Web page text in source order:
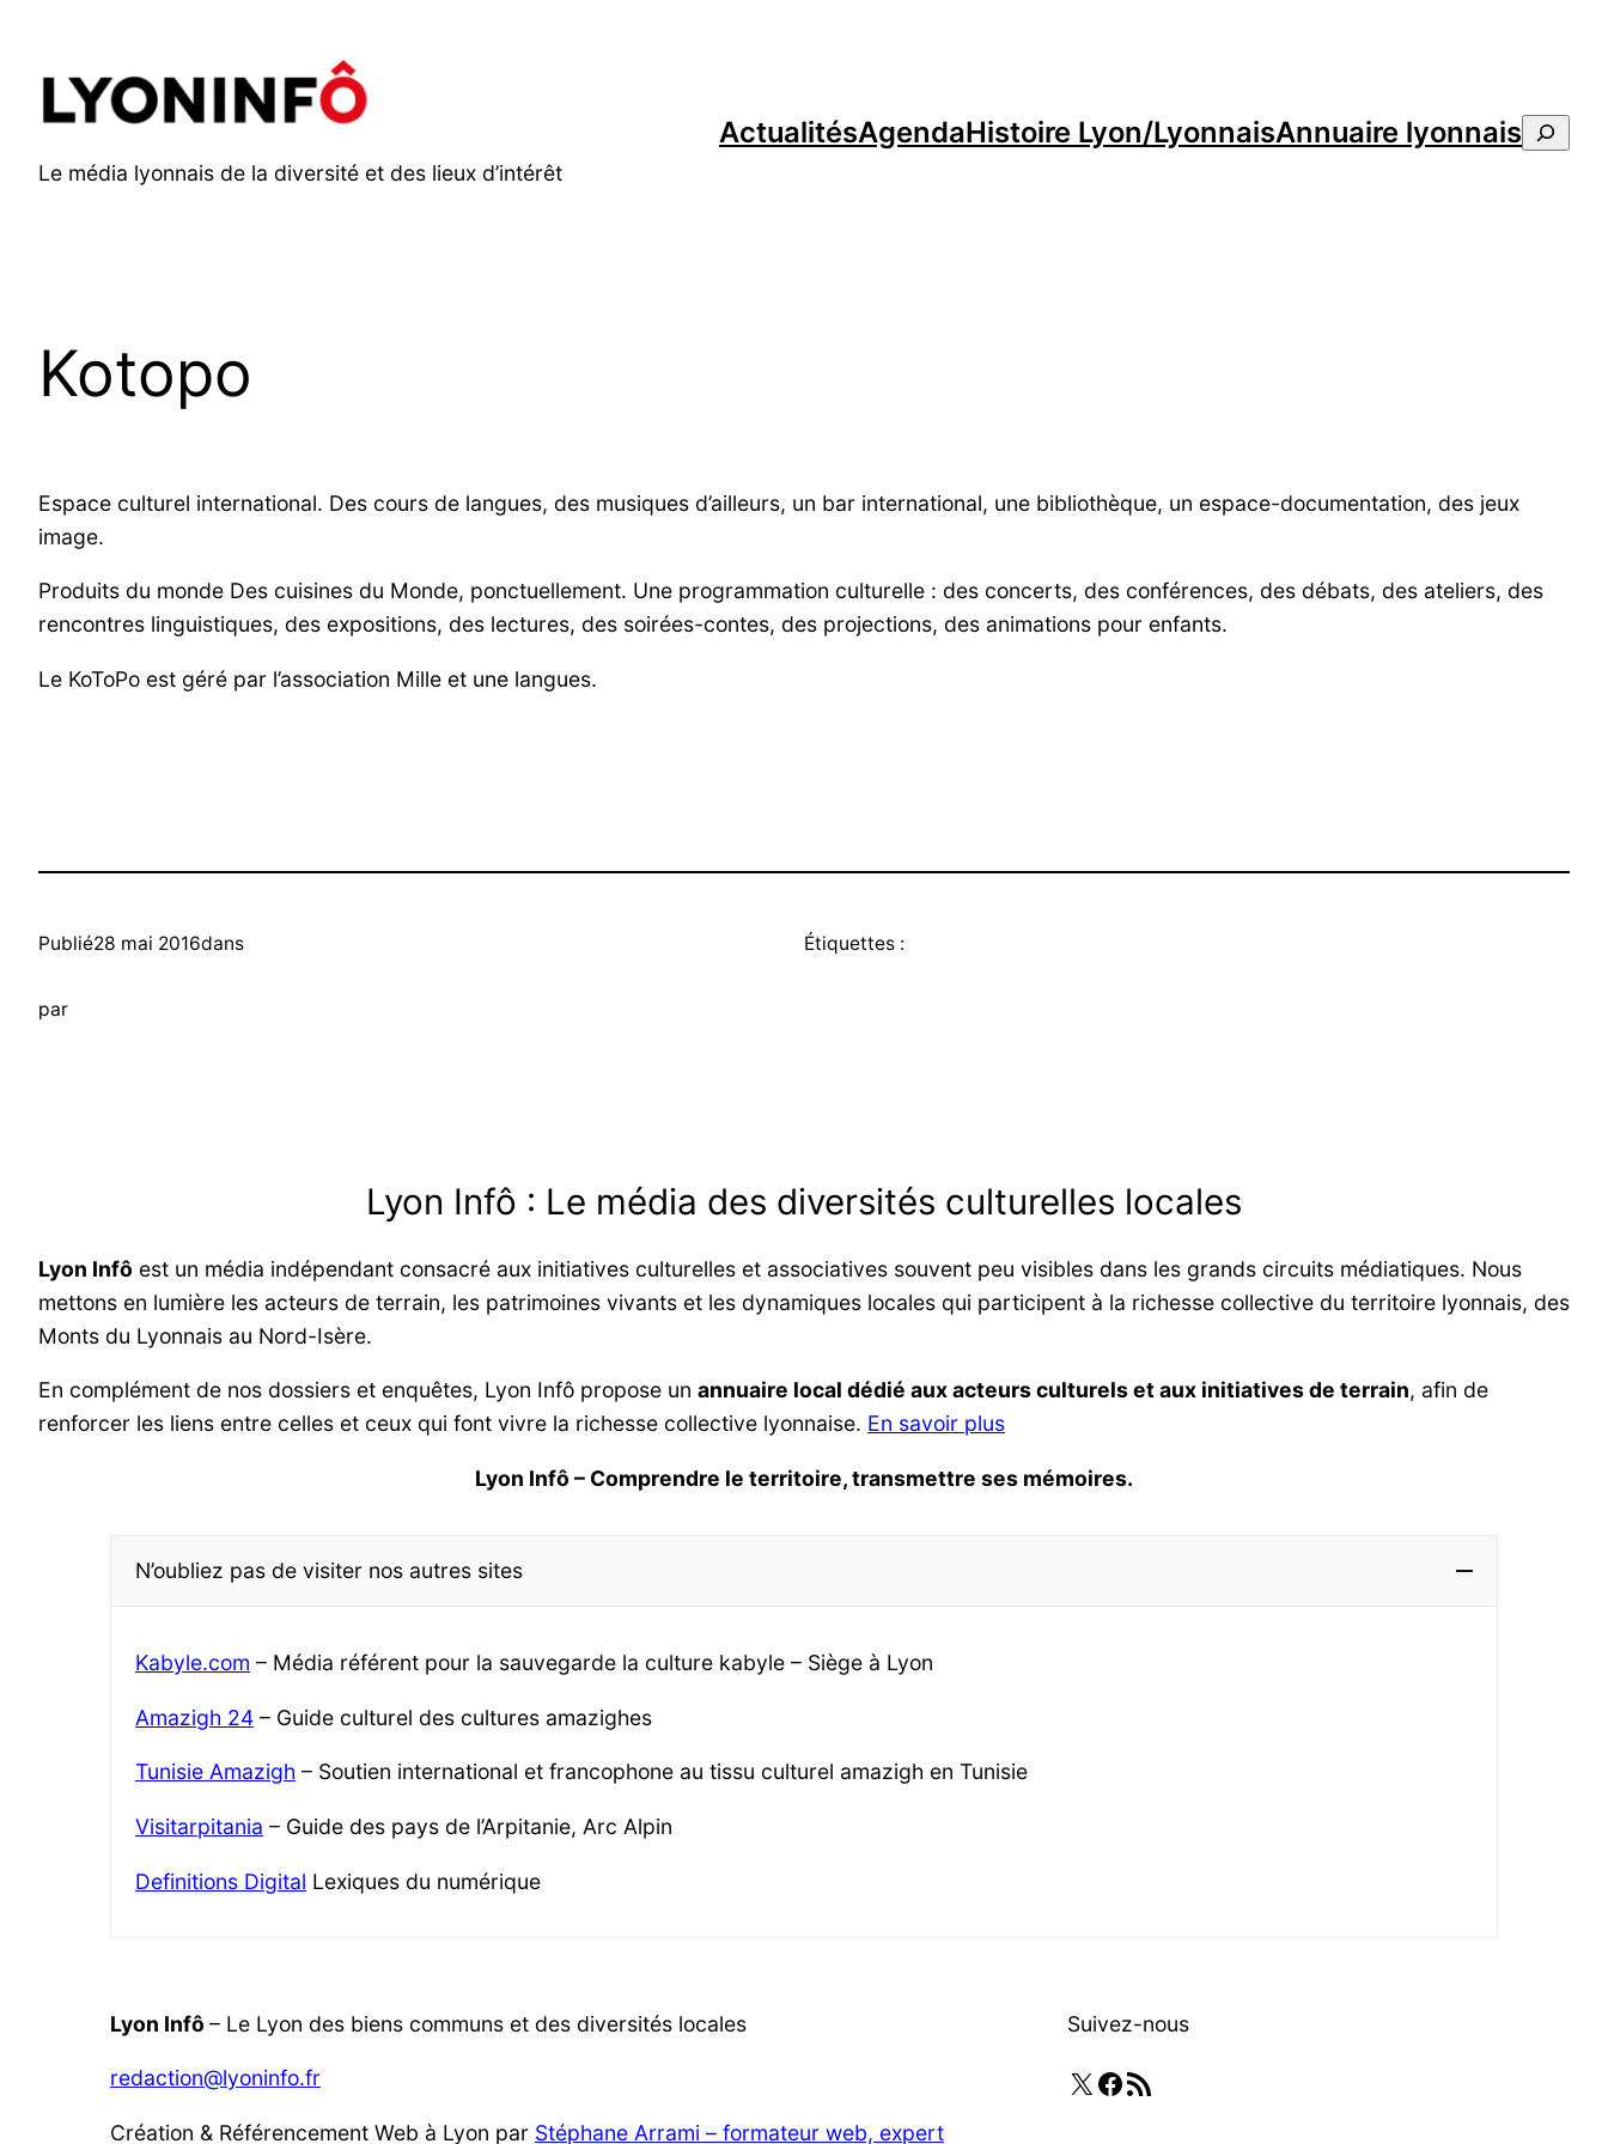
contenu
Le média lyonnais de la diversité et des lieux d’intérêt
ActualitésAgendaHistoire Lyon/LyonnaisAnnuaire lyonnais
Kotopo
Espace culturel international. Des cours de langues, des musiques d’ailleurs, un bar international, une bibliothèque, un espace-documentation, des jeux
image.
Produits du monde Des cuisines du Monde, ponctuellement. Une programmation culturelle : des concerts, des conférences, des débats, des ateliers, des
rencontres linguistiques, des expositions, des lectures, des soirées-contes, des projections, des animations pour enfants.
Le KoToPo est géré par l’association Mille et une langues.
Publié28 mai 2016dans
par
Étiquettes :
Lyon Infô : Le média des diversités culturelles locales
Lyon Infô est un média indépendant consacré aux initiatives culturelles et associatives souvent peu visibles dans les grands circuits médiatiques. Nous
mettons en lumière les acteurs de terrain, les patrimoines vivants et les dynamiques locales qui participent à la richesse collective du territoire lyonnais, des
Monts du Lyonnais au Nord-Isère.
En complément de nos dossiers et enquêtes, Lyon Infô propose un annuaire local dédié aux acteurs culturels et aux initiatives de terrain, afin de
renforcer les liens entre celles et ceux qui font vivre la richesse collective lyonnaise. En savoir plus
Lyon Infô – Comprendre le territoire, transmettre ses mémoires.
N’oubliez pas de visiter nos autres sites
Kabyle.com – Média référent pour la sauvegarde la culture kabyle – Siège à Lyon
Amazigh 24 – Guide culturel des cultures amazighes
Tunisie Amazigh – Soutien international et francophone au tissu culturel amazigh en Tunisie
Visitarpitania – Guide des pays de l’Arpitanie, Arc Alpin
Definitions Digital Lexiques du numérique
Lyon Infô – Le Lyon des biens communs et des diversités locales
redaction@lyoninfo.fr
Création & Référencement Web à Lyon par Stéphane Arrami – formateur web, expert
Suivez-nous
X Facebook
Flux RSS